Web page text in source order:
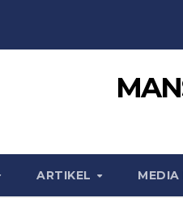
ARTIKEL MEDIA